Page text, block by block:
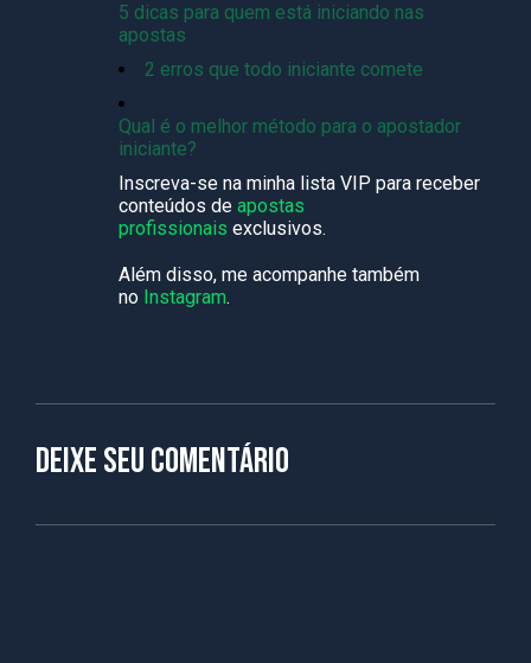
5 dicas para quem está iniciando nas
apostas
2 erros que todo iniciante comete
Qual é o melhor método para o apostador
iniciante?
Inscreva-se na minha lista VIP para receber
conteúdos de apostas
profissionais exclusivos.
Além disso, me acompanhe também
no Instagram.
Deixe seu comentário